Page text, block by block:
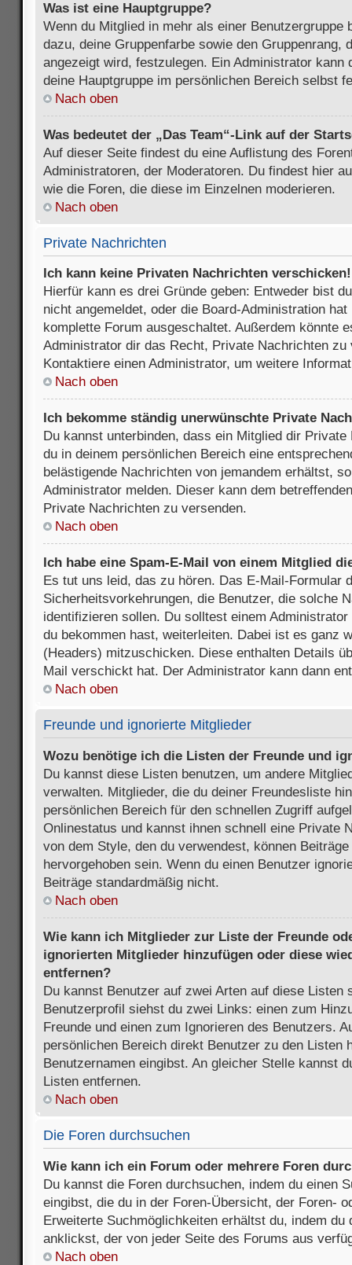
Was ist eine Hauptgruppe?
Wenn du Mitglied in mehr als einer Benutzergruppe
dazu, deine Gruppenfarbe sowie den Gruppenrang,
angezeigt wird, festzulegen. Ein Administrator kann
deine Hauptgruppe im persönlichen Bereich selbst
Nach oben
Was bedeutet der „Das Team“-Link auf der
Auf dieser Seite findest du eine Auflistung des
Administratoren, der Moderatoren. Du findest hier
wie die Foren, die diese im Einzelnen moderieren.
Nach oben
Private Nachrichten
Ich kann keine Privaten Nachrichten verschicken!
Hierfür kann es drei Gründe geben: Entweder bist
nicht angemeldet, oder die Board-Administration
komplette Forum ausgeschaltet. Außerdem könnte
Administrator dir das Recht, Private Nachrichten
Kontaktiere einen Administrator, um weitere
Nach oben
Ich bekomme ständig unerwünschte Private
Du kannst unterbinden, dass ein Mitglied dir
du in deinem persönlichen Bereich eine
belästigende Nachrichten von jemandem erhältst,
Administrator melden. Dieser kann dem
Private Nachrichten zu versenden.
Nach oben
Ich habe eine Spam-E-Mail von einem Mitglied
Es tut uns leid, das zu hören. Das E-Mail-Formular
Sicherheitsvorkehrungen, die Benutzer, die solche
identifizieren sollen. Du solltest einem
du bekommen hast, weiterleiten. Dabei ist es ganz
(Headers) mitzuschicken. Diese enthalten Details
Mail verschickt hat. Der Administrator kann dann
Nach oben
Freunde und ignorierte Mitglieder
Wozu benötige ich die Listen der Freunde und
Du kannst diese Listen benutzen, um andere
verwalten. Mitglieder, die du deiner Freundesliste
persönlichen Bereich für den schnellen Zugriff
Onlinestatus und kannst ihnen schnell eine Private
von dem Style, den du verwendest, können
hervorgehoben sein. Wenn du einen Benutzer
Beiträge standardmäßig nicht.
Nach oben
Wie kann ich Mitglieder zur Liste der Freunde
ignorierten Mitglieder hinzufügen oder diese
entfernen?
Du kannst Benutzer auf zwei Arten auf diese Listen
Benutzerprofil siehst du zwei Links: einen zum
Freunde und einen zum Ignorieren des Benutzers.
persönlichen Bereich direkt Benutzer zu den Listen
Benutzernamen eingibst. An gleicher Stelle kannst
Listen entfernen.
Nach oben
Die Foren durchsuchen
Wie kann ich ein Forum oder mehrere Foren
Du kannst die Foren durchsuchen, indem du einen
eingibst, die du in der Foren-Übersicht, der Foren-
Erweiterte Suchmöglichkeiten erhältst du, indem du
anklickst, der von jeder Seite des Forums aus
Nach oben